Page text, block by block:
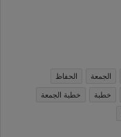
الجمعة
الحفاظ
خطبة
خطبة الجمعة